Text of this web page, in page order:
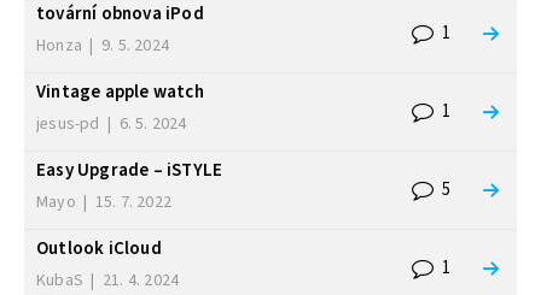
tovární obnova iPod
Honza | 9. 5. 2024 1
Vintage apple watch
jesus-pd | 6. 5. 2024 1
Easy Upgrade – iSTYLE
Mayo | 15. 7. 2022 5
Outlook iCloud
KubaS | 21. 4. 2024 1